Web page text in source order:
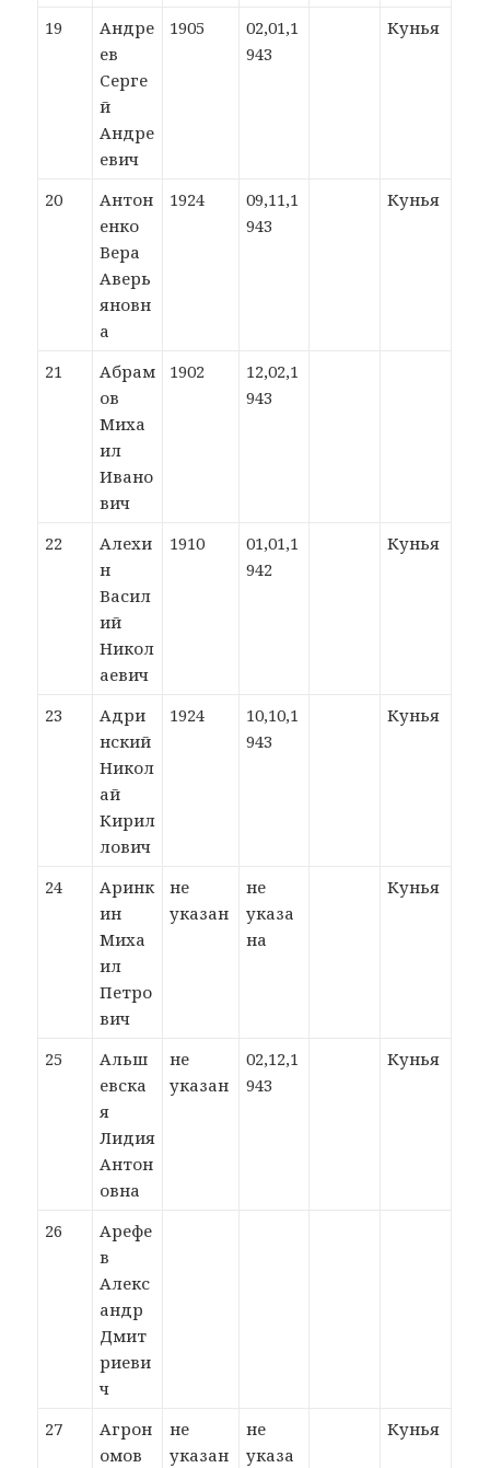
19
Андре
ев
Серге
й
Андре
евич
1905
02,01,1
943
Кунья
20
Антон
енко
Вера
Аверь
яновн
а
1924
09,11,1
943
Кунья
21
Абрам
ов
Миха
ил
Ивано
вич
1902
12,02,1
943
22
Алехи
н
Васил
ий
Никол
аевич
1910
01,01,1
942
Кунья
23
Адри
нский
Никол
ай
Кирил
лович
1924
10,10,1
943
Кунья
24
Аринк
ин
Миха
ил
Петро
вич
не
указан
не
указа
на
Кунья
25
Альш
евска
я
Лидия
Антон
овна
не
указан
02,12,1
943
Кунья
26
Арефе
в
Алекс
андр
Дмит
риеви
ч
27
Агрон
омов
не
указан
не
указа
Кунья